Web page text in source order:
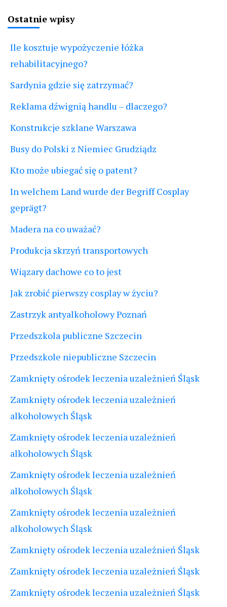
Ostatnie wpisy
Ile kosztuje wypożyczenie łóżka
rehabilitacyjnego?
Sardynia gdzie się zatrzymać?
Reklama dźwignią handlu – dlaczego?
Konstrukcje szklane Warszawa
Busy do Polski z Niemiec Grudziądz
Kto może ubiegać się o patent?
In welchem Land wurde der Begriff Cosplay
geprägt?
Madera na co uważać?
Produkcja skrzyń transportowych
Wiązary dachowe co to jest
Jak zrobić pierwszy cosplay w życiu?
Zastrzyk antyalkoholowy Poznań
Przedszkola publiczne Szczecin
Przedszkole niepubliczne Szczecin
Zamknięty ośrodek leczenia uzależnień Śląsk
Zamknięty ośrodek leczenia uzależnień
alkoholowych Śląsk
Zamknięty ośrodek leczenia uzależnień
alkoholowych Śląsk
Zamknięty ośrodek leczenia uzależnień
alkoholowych Śląsk
Zamknięty ośrodek leczenia uzależnień
alkoholowych Śląsk
Zamknięty ośrodek leczenia uzależnień Śląsk
Zamknięty ośrodek leczenia uzależnień Śląsk
Zamknięty ośrodek leczenia uzależnień Śląsk